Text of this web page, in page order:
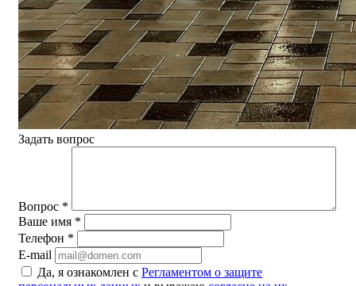
Задать вопрос
Вопрос *
Ваше имя *
Телефон *
E-mail
Да, я ознакомлен с Регламентом о защите